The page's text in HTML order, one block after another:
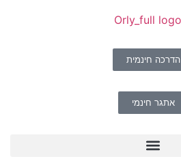
הדרכה חינמית
אתגר חינמי